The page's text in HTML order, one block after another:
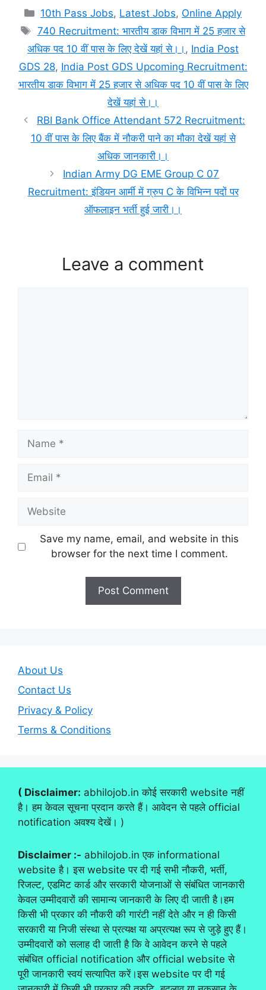
Categories
10th Pass Jobs, Latest Jobs, Online Apply
Tags
740 Recruitment: भारतीय डाक विभाग में 25 हजार से
अधिक पद 10 वीं पास के लिए देखें यहां से।। , India Post
GDS 28, India Post GDS Upcoming Recruitment:
भारतीय डाक विभाग में 25 हजार से अधिक पद 10 वीं पास के लिए
देखें यहां से।।
RBI Bank Office Attendant 572 Recruitment:
10 वीं पास के लिए बैंक में नौकरी पाने का मौका देखें यहां से
अधिक जानकारी।।
Indian Army DG EME Group C 07
Recruitment: इंडियन आर्मी में ग्रुप C के विभिन्न पदों पर
ऑफलाइन भर्ती हुई जारी।।
Leave a comment
Save my name, email, and website in this
browser for the next time I comment.
About Us
Contact Us
Privacy & Policy
Terms & Conditions
( Disclaimer: abhilojob.in कोई सरकारी website नहीं
है। हम केवल सूचना प्रदान करते हैं। आवेदन से पहले official
notification अवश्य देखें। )
Disclaimer :- abhilojob.in एक informational
website है। इस website पर दी गई सभी नौकरी, भर्ती,
रिजल्ट, एडमिट कार्ड और सरकारी योजनाओं से संबंधित जानकारी
केवल उम्मीदवारों की सामान्य जानकारी के लिए दी जाती है।हम
किसी भी प्रकार की नौकरी की गारंटी नहीं देते और न ही किसी
सरकारी या निजी संस्था से प्रत्यक्ष या अप्रत्यक्ष रूप से जुड़े हुए हैं।
उम्मीदवारों को सलाह दी जाती है कि वे आवेदन करने से पहले
संबंधित official notification और official website से
पूरी जानकारी स्वयं सत्यापित करें।इस website पर दी गई